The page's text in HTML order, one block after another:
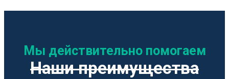
Мы действительно помогаем
Наши преимущества